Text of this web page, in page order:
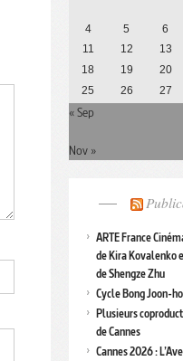
4
5 6
11
12 13
18
19 20
25
26 27
« Sep
Nov »
ARTE France
de Kira Kovalenko
de Shengze Zhu
Cycle Bong Joon-
Plusieurs
de Cannes
Cannes 2026 :